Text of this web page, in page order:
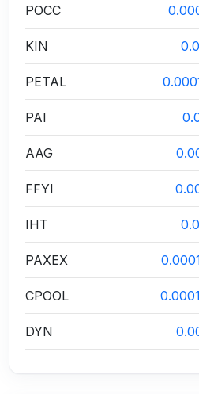
POCC
KIN
PETAL
PAI
AAG
FFYI
IHT
PAXEX
CPOOL
DYN